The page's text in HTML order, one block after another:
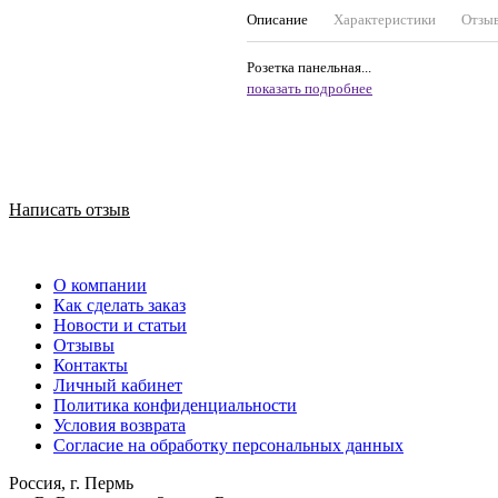
Описание Характеристики
Розетка панельная...
показать подробнее
Написать отзыв
О компании
Как сделать заказ
Новости и статьи
Отзывы
Контакты
Личный кабинет
Политика конфиденциальности
Условия возврата
Согласие на обработку персональных данных
Россия, г. Пермь